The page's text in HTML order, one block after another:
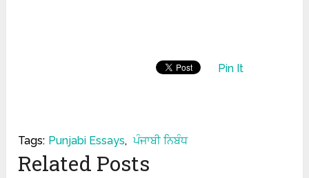
Pin It
Tags: Punjabi Essays, ਪੰਜਾਬੀ ਨਿਬੰਧ
Related Posts